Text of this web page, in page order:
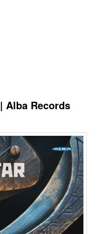
| Alba Records